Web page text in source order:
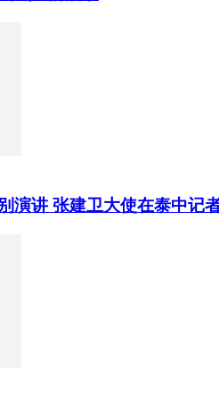
演讲 张建卫大使在泰中记